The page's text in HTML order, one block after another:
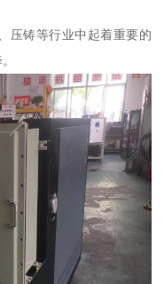
压铸等行业中起着重要的